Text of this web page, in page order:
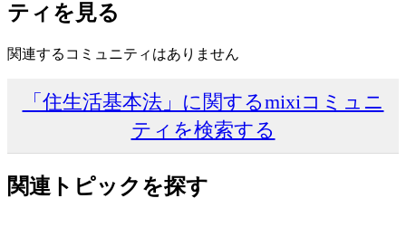
ティを見る
関連するコミュニティはありません
「住生活基本法」に関するmixiコミュニ
ティを検索する
関連トピックを探す